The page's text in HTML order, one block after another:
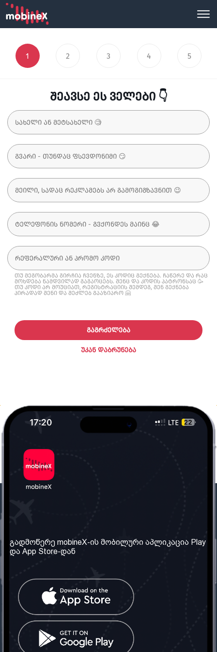
1 2 3 4 5
შეავსე ეს ველები 👇
თუ მეგობარმა გირჩია ჩვენზე, ეს კოდიც გექნება. ჩაწერე და რაც
მოხდება ნამდვილად გაგაოცებს. შენც და კოდის პატრონსაც 🥳
თუ კოდი არ მოუციათ, რეგისტრაციის შემდეგ, შენ გექნება
პირადად შენი და შეძლებ გააზიარო 🤗
ᲣᲙᲐᲜ ᲓᲐᲑᲠᲣᲜᲔᲑᲐ
ᲒᲐᲒᲠᲫᲔᲚᲔᲑᲐ
ჩვენ შესახებ
ჩვენი სერვისები
წესები და პირობები
კითხვები
კონტაქტი
საქართველო: თბილისი
ტელ: 032 2 04 00 50
სოციალური ქსელი
გადმოწერე mobineX-ის მობილური აპლიკაცია Play
და App Store-დან